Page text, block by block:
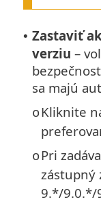
• Zastaviť
verziu –
sa majú
oKliknite
oPri
zástupný
9.*/9.0.*/